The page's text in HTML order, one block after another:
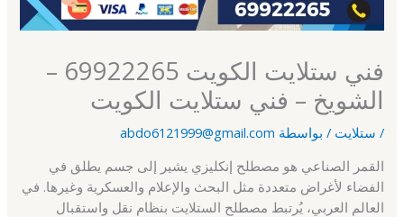
فني ستلايت الكويت 69922265 –
الشويخ – فني ستلايت الكويت
/ ستلايت / بواسطة abdo6121999@gmail.com
القمر الصناعي هو مصطلح إنكليزي يشير إلى جسم يطلق في
الفضاء لأغراض متعددة مثل البحث والإعلام والعسكرية وغيرها. في
العالم العربي، يُرتبط مصطلح الستلايت بنظام نقل واستقبال